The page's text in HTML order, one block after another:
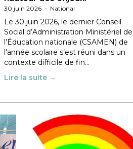
30 juin 2026 - National
Le 30 juin 2026, le dernier Conseil
Social d’Administration Ministériel de
l’Éducation nationale (CSAMEN) de
l'année scolaire s’est réuni dans un
contexte difficile de fin…
Lire la suite →